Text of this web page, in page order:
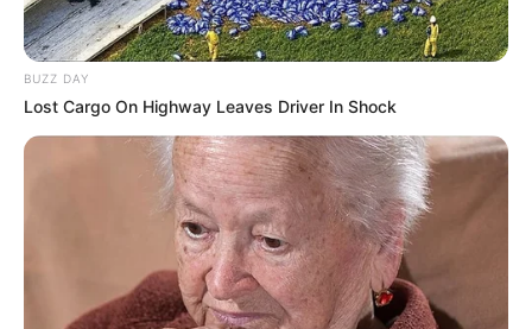
BUZZ DAY
Lost Cargo On Highway Leaves Driver In Shock